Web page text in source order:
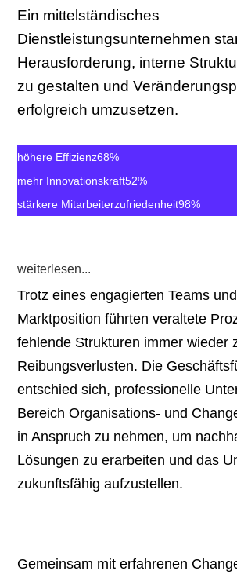
Ein mittelständisches
Dienstleistungsunternehmen
Herausforderung, interne
zu gestalten und
erfolgreich umzusetzen.
höhere Effizienz68%
mehr Innovationskraft52%
stärkere Mitarbeiterzufriedenheit98%
weiterlesen...
Trotz eines engagierten Teams
Marktposition führten veraltete
fehlende Strukturen immer wieder
Reibungsverlusten. Die
entschied sich, professionelle
Bereich Organisations- und
in Anspruch zu nehmen, um
Lösungen zu erarbeiten und das
zukunftsfähig aufzustellen.
Gemeinsam mit erfahrenen